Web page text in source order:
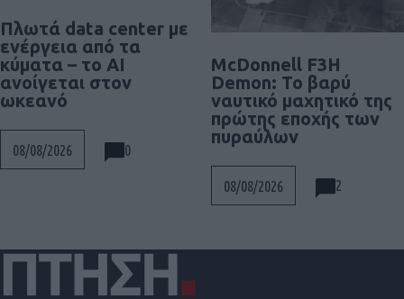
Πλωτά data center με
ενέργεια από τα
κύματα – το AI
ανοίγεται στον
ωκεανό
08/08/2026 0
McDonnell F3H
Demon: Το βαρύ
ναυτικό μαχητικό της
πρώτης εποχής των
πυραύλων
08/08/2026 2